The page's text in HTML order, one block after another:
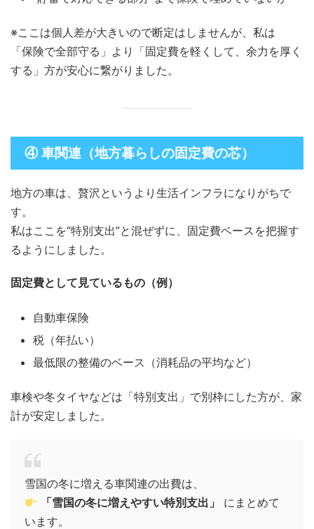
※ここは個人差が大きいので断定はしませんが、私は
「保険で全部守る」より「固定費を軽くして、余力を厚く
する」方が安心に繋がりました。
④ 車関連（地方暮らしの固定費の芯）
地方の車は、贅沢というより生活インフラになりがちで
す。
私はここを“特別支出”と混ぜずに、固定費ベースを把握す
るようにしました。
固定費として見ているもの（例）
自動車保険
税（年払い）
最低限の整備のベース（消耗品の平均など）
車検や冬タイヤなどは「特別支出」で別枠にした方が、家
計が安定しました。
雪国の冬に増える車関連の出費は、
「雪国の冬に増えやすい特別支出」
にまとめて
います。